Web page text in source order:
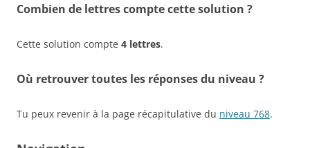
Combien de lettres compte cette solution ?
Cette solution compte 4 lettres.
Où retrouver toutes les réponses du niveau ?
Tu peux revenir à la page récapitulative du niveau 768.